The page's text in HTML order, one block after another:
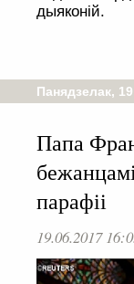
дыяконій.
Панядзелак,
Папа
парафіі
19.06.2017